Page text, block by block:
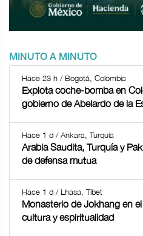
MINUTO A MINUTO
Hace 23 h / Bogotá, Colombia
Explota coche-bomba en
gobierno de Abelardo de la
Hace 1 d / Ankara, Turquía
Arabia Saudita, Turquía y
de defensa mutua
Hace 1 d / Lhasa, Tíbet
Monasterio de Jokhang en
cultura y espiritualidad